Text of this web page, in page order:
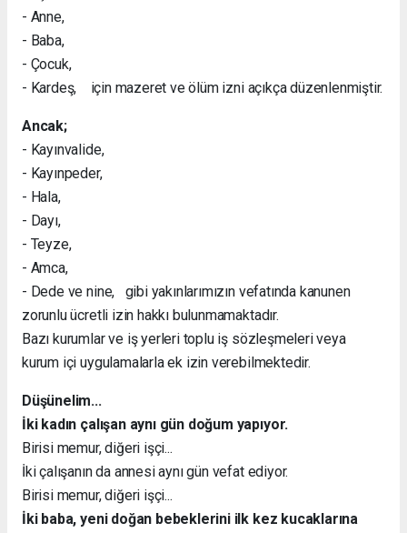
- Anne,
- Baba,
- Çocuk,
- Kardeş, için mazeret ve ölüm izni açıkça düzenlenmiştir.
Ancak;
- Kayınvalide,
- Kayınpeder,
- Hala,
- Dayı,
- Teyze,
- Amca,
- Dede ve nine, gibi yakınlarımızın vefatında kanunen
zorunlu ücretli izin hakkı bulunmamaktadır.
Bazı kurumlar ve iş yerleri toplu iş sözleşmeleri veya
kurum içi uygulamalarla ek izin verebilmektedir.
Düşünelim...
İki kadın çalışan aynı gün doğum yapıyor.
Birisi memur, diğeri işçi...
İki çalışanın da annesi aynı gün vefat ediyor.
Birisi memur, diğeri işçi...
İki baba, yeni doğan bebeklerini ilk kez kucaklarına